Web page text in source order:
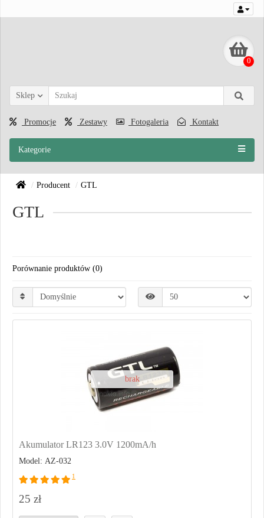
0
Sklep
Promocje Zestawy Fotogaleria Kontakt
Kategorie
Producent GTL
GTL
Porównanie produktów (0)
brak
Akumulator LR123 3.0V 1200mA/h
Model: AZ-032
1
25 zł